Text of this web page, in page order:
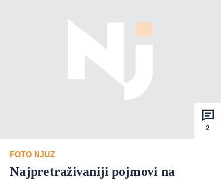
2
FOTO NJUZ
Najpretraživaniji pojmovi na